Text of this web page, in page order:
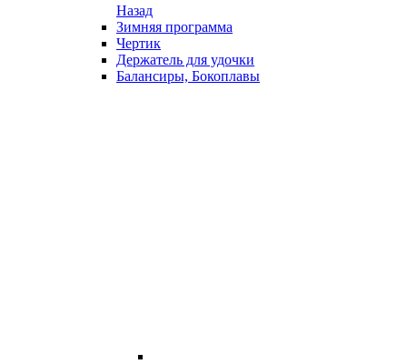
Назад
Зимняя программа
Чертик
Держатель для удочки
Балансиры, Бокоплавы